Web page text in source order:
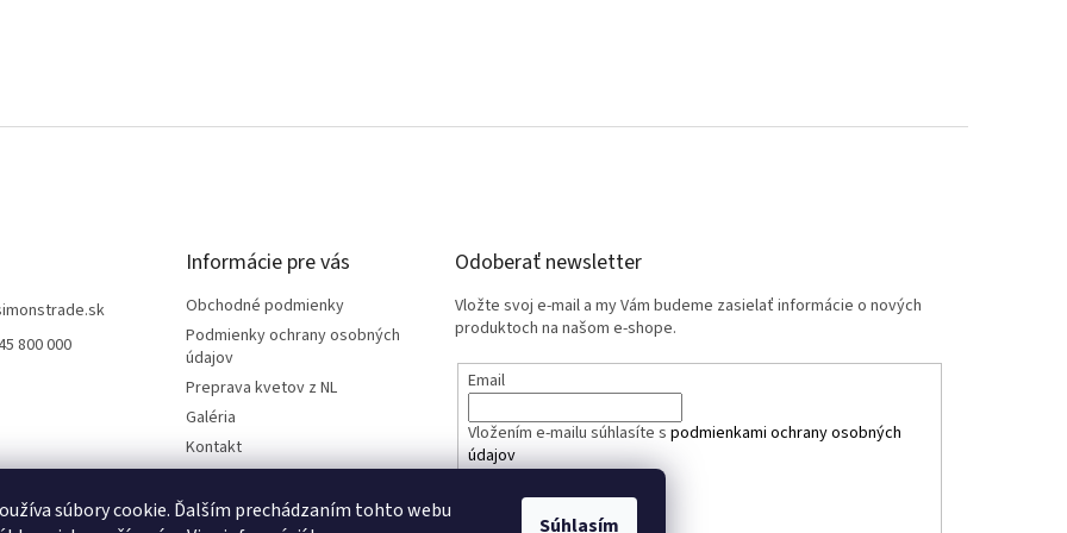
súbory cookie. Ďalším prechádzaním tohto webu
Súhlasím
800 000
Informácie pre vás
Obchodné podmienky
Podmienky ochrany osobných
údajov
Preprava kvetov z NL
Galéria
Kontakt
Odoberať newsletter
Vložte svoj e-mail a my Vám budeme zasielať informácie o nových
produktoch na našom e-shope.
Email
Vložením e-mailu súhlasíte spodmienkami ochrany osobných
údajov